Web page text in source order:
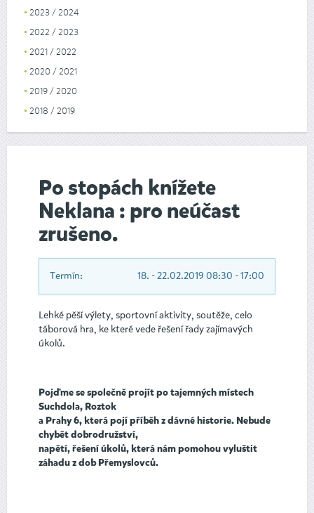
2023 / 2024
2022 / 2023
2021 / 2022
2020 / 2021
2019 / 2020
2018 / 2019
Po stopách knížete
Neklana : pro neúčast
zrušeno.
Termín: 18. - 22.02.2019 08:30 - 17:00
Lehké pěší výlety, sportovní aktivity, soutěže, celo
táborová hra, ke které vede řešení řady zajímavých
úkolů.
Pojďme se společně projít po tajemných místech
Suchdola, Roztok
a Prahy 6, která pojí příběh z dávné historie. Nebude
chybět dobrodružství,
napětí, řešení úkolů, která nám pomohou vyluštit
záhadu z dob Přemyslovců.